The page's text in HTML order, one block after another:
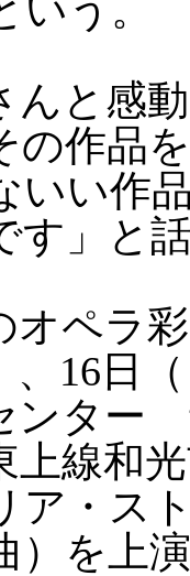
う。
と感
の作品
いい作
す」と
ペラ
、16日
ンター
上線和
ア・ス
）を上